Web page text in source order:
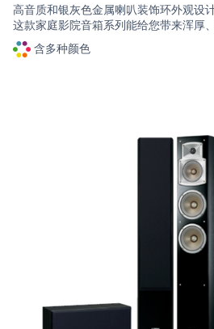
高音质和银灰色金属喇叭装饰环外观设
这款家庭影院音箱系列能给您带来浑厚
含多种颜色